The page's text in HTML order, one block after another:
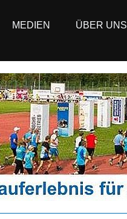
MEDIEN ÜBER UNS